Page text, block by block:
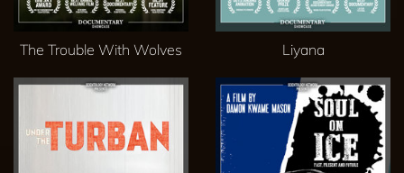
The Trouble With Wolves Liyana